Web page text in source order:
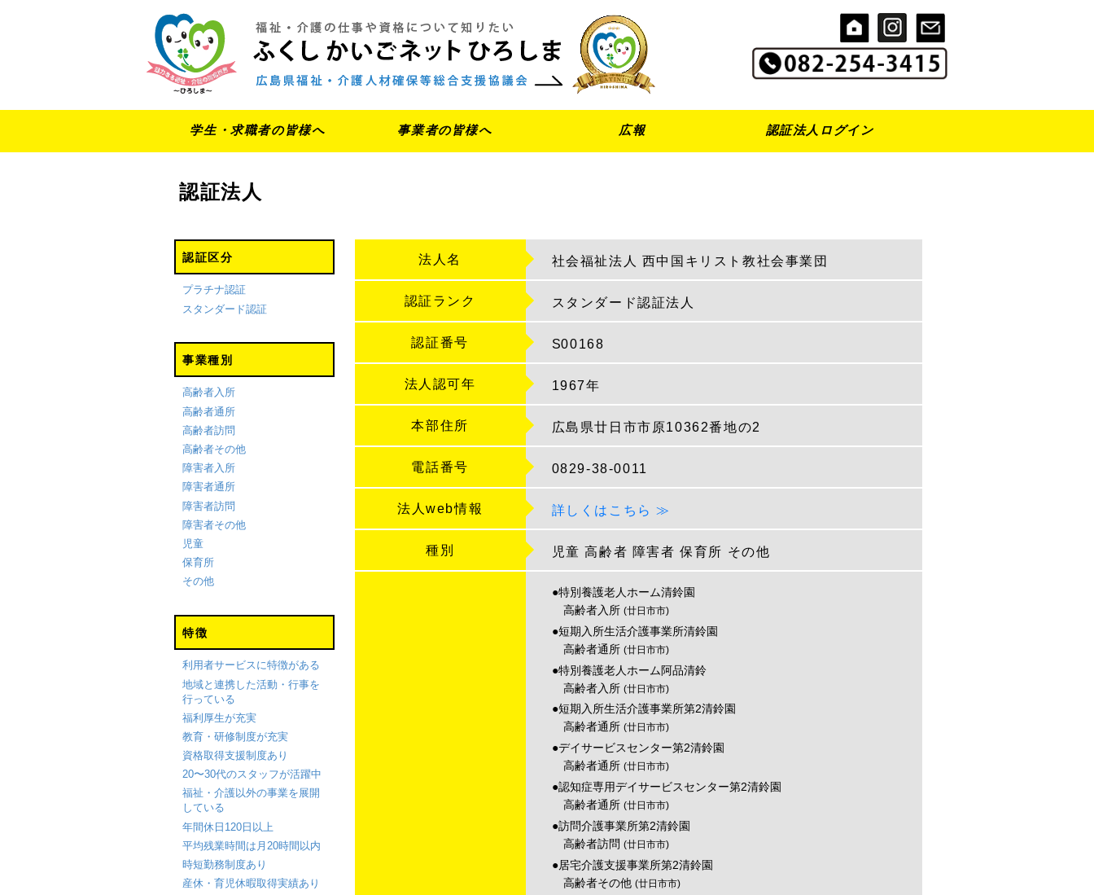
学生・求職者の皆様へ 事業者の皆様へ 広報 認証法人ログイン
認証法人
認証区分
プラチナ認証
スタンダード認証
事業種別
高齢者入所
高齢者通所
高齢者訪問
高齢者その他
障害者入所
障害者通所
障害者訪問
障害者その他
児童
保育所
その他
特徴
利用者サービスに特徴がある
地域と連携した活動・行事を
行っている
福利厚生が充実
教育・研修制度が充実
資格取得支援制度あり
20〜30代のスタッフが活躍中
福祉・介護以外の事業を展開
している
年間休日120日以上
平均残業時間は月20時間以内
時短勤務制度あり
産休・育児休暇取得実績あり
法人名 社会福祉法人 西中国キリスト教社会事業団
認証ランク スタンダード認証法人
認証番号 S00168
法人認可年 1967年
本部住所 広島県廿日市市原10362番地の2
電話番号 0829-38-0011
法人web情報 詳しくはこちら ≫
種別 児童高齢者 障害者保育所 その他
●特別養護老人ホーム清鈴園
高齢者入所 (廿日市市)
●短期入所生活介護事業所清鈴園
高齢者通所 (廿日市市)
●特別養護老人ホーム阿品清鈴
高齢者入所 (廿日市市)
●短期入所生活介護事業所第2清鈴園
高齢者通所 (廿日市市)
●デイサービスセンター第2清鈴園
高齢者通所 (廿日市市)
●認知症専用デイサービスセンター第2清鈴園
高齢者通所 (廿日市市)
●訪問介護事業所第2清鈴園
高齢者訪問 (廿日市市)
●居宅介護支援事業所第2清鈴園
高齢者その他 (廿日市市)